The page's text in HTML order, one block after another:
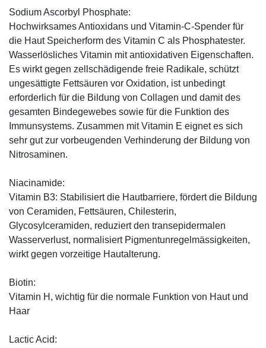
Sodium Ascorbyl Phosphate:
Hochwirksames Antioxidans und Vitamin-C-Spender für
die Haut Speicherform des Vitamin C als Phosphatester.
Wasserlösliches Vitamin mit antioxidativen Eigenschaften.
Es wirkt gegen zellschädigende freie Radikale, schützt
ungesättigte Fettsäuren vor Oxidation, ist unbedingt
erforderlich für die Bildung von Collagen und damit des
gesamten Bindegewebes sowie für die Funktion des
Immunsystems. Zusammen mit Vitamin E eignet es sich
sehr gut zur vorbeugenden Verhinderung der Bildung von
Nitrosaminen.
Niacinamide:
Vitamin B3: Stabilisiert die Hautbarriere, fördert die Bildung
von Ceramiden, Fettsäuren, Chilesterin,
Glycosylceramiden, reduziert den transepidermalen
Wasserverlust, normalisiert Pigmentunregelmässigkeiten,
wirkt gegen vorzeitige Hautalterung.
Biotin:
Vitamin H, wichtig für die normale Funktion von Haut und
Haar
Lactic Acid: